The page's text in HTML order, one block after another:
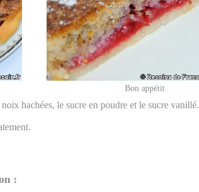
Bon appétit
hachées, le sucre en poudre et le sucre vanillé.
: